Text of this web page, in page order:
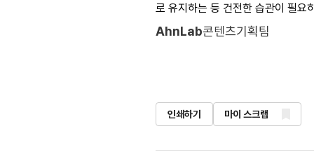
로 유지하는 등 건전한 습관이 필요
AhnLab콘텐츠기획팀
인쇄하기 마이 스크랩